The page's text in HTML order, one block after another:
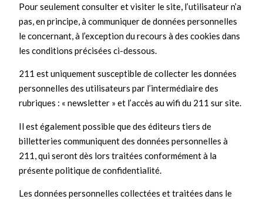
Pour seulement consulter et visiter le site, l’utilisateur n’a
pas, en principe, à communiquer de données personnelles
le concernant, à l’exception du recours à des cookies dans
les conditions précisées ci-dessous.
211 est uniquement susceptible de collecter les données
personnelles des utilisateurs par l’intermédiaire des
rubriques : « newsletter » et l’accès au wifi du 211 sur site.
Il est également possible que des éditeurs tiers de
billetteries communiquent des données personnelles à
211, qui seront dès lors traitées conformément à la
présente politique de confidentialité.
Les données personnelles collectées et traitées dans le